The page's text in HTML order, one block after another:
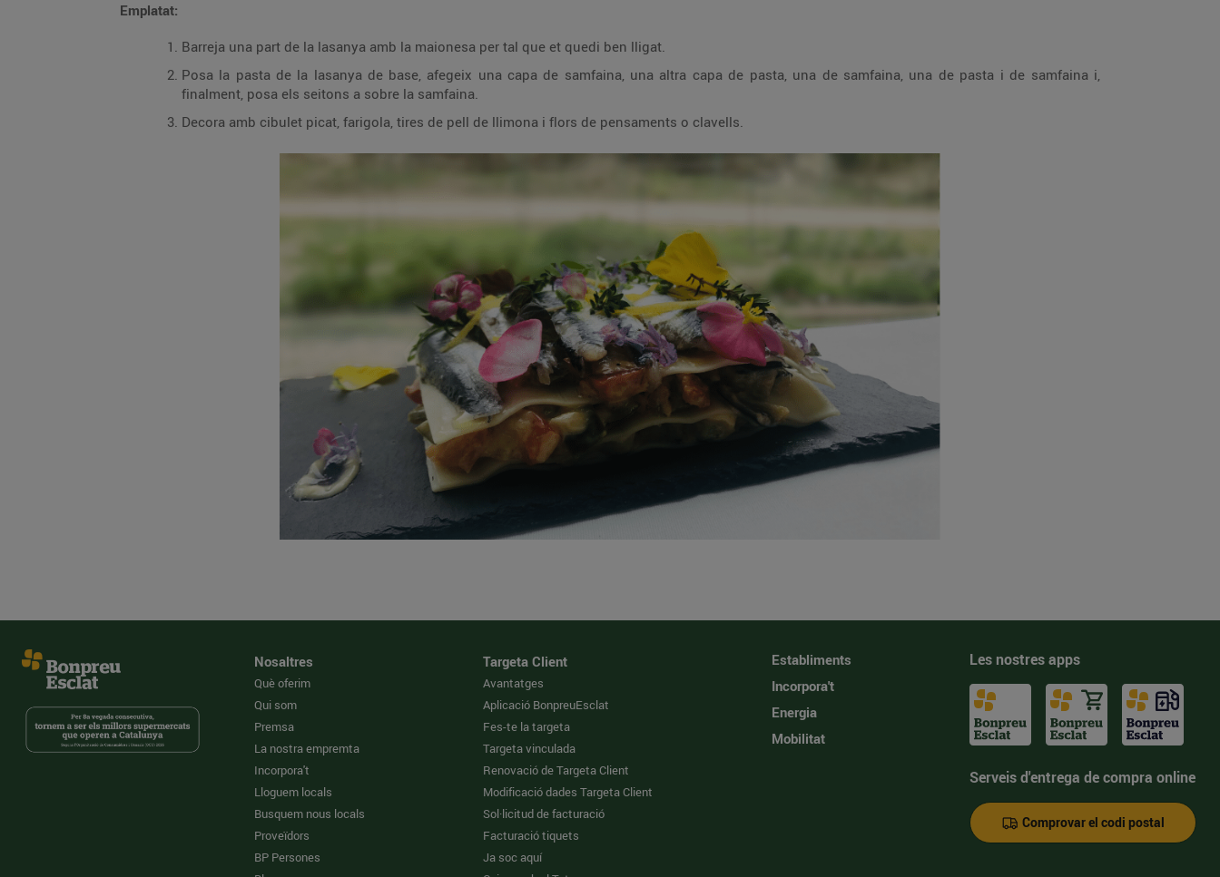
Emplatat:
Barreja una part de la lasanya amb la maionesa per tal que et quedi ben lligat.
Posa la pasta de la lasanya de base, afegeix una capa de samfaina, una altra capa de pasta, una de samfaina, una de pasta i de samfaina i,
finalment, posa els seitons a sobre la samfaina.
Decora amb cibulet picat, farigola, tires de pell de llimona i flors de pensaments o clavells.
Nosaltres
Què oferim
Qui som
Premsa
La nostra empremta
Incorpora't
Lloguem locals
Busquem nous locals
Proveïdors
BP Persones
Targeta Client
Avantatges
Aplicació BonpreuEsclat
Fes-te la targeta
Targeta vinculada
Renovació de Targeta Client
Modificació dades Targeta Client
Sol·licitud de facturació
Facturació tiquets
Ja soc aquí
Establiments
Incorpora't
Energia
Mobilitat
Les nostres apps
Serveis d'entrega de compra online
Comprovar el codi postal